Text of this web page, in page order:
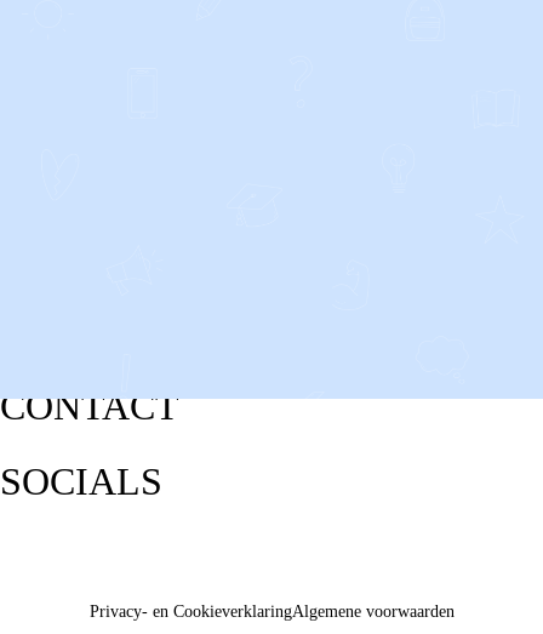
CONTACT
SOCIALS
Privacy- en CookieverklaringAlgemene voorwaarden